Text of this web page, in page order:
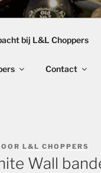
bij L&L Choppers
Contact
L&L CHOPPERS
Wall